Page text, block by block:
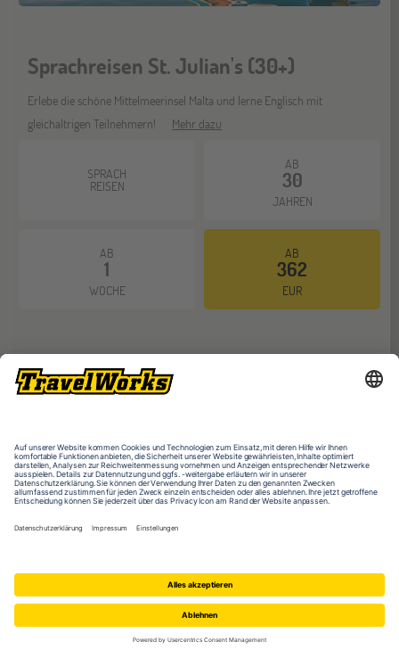
Sprachreisen St. Julian's (30+)
Erlebe die schöne Mittelmeerinsel Malta und lerne Englisch mit
gleichaltrigen Teilnehmern!
Mehr dazu
SPRACH
REISEN
AB
30
JAHREN
AB
1
WOCHE
AB
362
EUR
DU BIST HIER:
Was willst du machen?
Reisen & Sprachen lernen
PROGRAMME IM ÜBERBLICK QUICKLINKS